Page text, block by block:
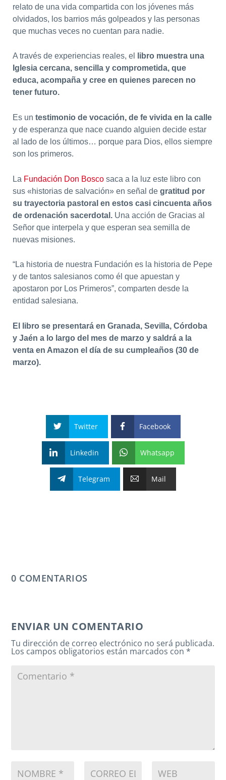
relato de una vida compartida con los jóvenes más
olvidados, los barrios más golpeados y las personas
que muchas veces no cuentan para nadie.
A través de experiencias reales, el
libro muestra una
Iglesia cercana, sencilla y comprometida, que
educa, acompaña y cree en quienes parecen no
tener futuro.
Es un testimonio de vocación, de fe vivida en la calle
y de esperanza que nace cuando alguien decide estar
al lado de los últimos… porque para Dios, ellos siempre
son los primeros.
La Fundación Don Boscosaca a la luz este libro con
sus «historias de salvación» en señal degratitud por
su trayectoria pastoral en estos casi cincuenta años
de ordenación sacerdotal.Una acción de Gracias al
Señor que interpela y que esperan sea semilla de
nuevas misiones.
“La historia de nuestra Fundación es la historia de Pepe
y de tantos salesianos como él que apuestan y
apostaron por Los Primeros”, comparten desde la
entidad salesiana.
El libro se presentará en Granada, Sevilla, Córdoba
y Jaén a lo largo del mes de marzo y saldrá a la
venta en Amazon el día de su cumpleaños (30 de
marzo).
Twitter Facebook
Linkedin Whatsapp
Telegram Mail
0 COMENTARIOS
ENVIAR UN COMENTARIO
Tu dirección de correo electrónico no será publicada.
Los campos obligatorios están marcados con*